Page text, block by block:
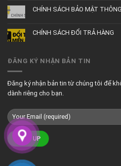
CHÍNH SÁCH BẢO MẬT
CHÍNH SÁCH ĐỔI TRẢ HÀNG
ĐĂNG KÝ NHẬN BẢN TIN
Đăng ký nhận bản tin từ chúng tôi để
dành riêng cho bạn.